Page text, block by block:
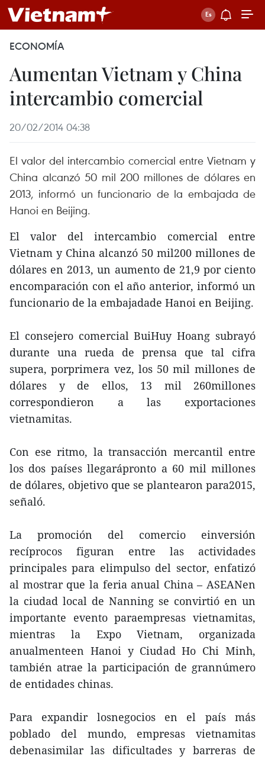
ECONOMÍA
Aumentan Vietnam y China
intercambio comercial
20/02/2014 04:38
El valor del intercambio comercial entre Vietnam y
China alcanzó 50 mil 200 millones de dólares en
2013, informó un funcionario de la embajada de
Hanoi en Beijing.
El valor del intercambio comercial entre
Vietnam y China alcanzó 50 mil200 millones de
dólares en 2013, un aumento de 21,9 por ciento
encomparación con el año anterior, informó un
funcionario de la embajadade Hanoi en Beijing.
El consejero comercial BuiHuy Hoang subrayó
durante una rueda de prensa que tal cifra
supera, porprimera vez, los 50 mil millones de
dólares y de ellos, 13 mil 260millones
correspondieron a las exportaciones
vietnamitas.
Con ese ritmo, la transacción mercantil entre
los dos países llegarápronto a 60 mil millones
de dólares, objetivo que se plantearon para2015,
señaló.
La promoción del comercio einversión
recíprocos figuran entre las actividades
principales para elimpulso del sector, enfatizó
al mostrar que la feria anual China – ASEANen
la ciudad local de Nanning se convirtió en un
importante evento paraempresas vietnamitas,
mientras la Expo Vietnam, organizada
anualmenteen Hanoi y Ciudad Ho Chi Minh,
también atrae la participación de grannúmero
de entidades chinas.
Para expandir losnegocios en el país más
poblado del mundo, empresas vietnamitas
debenasimilar las dificultades y barreras de